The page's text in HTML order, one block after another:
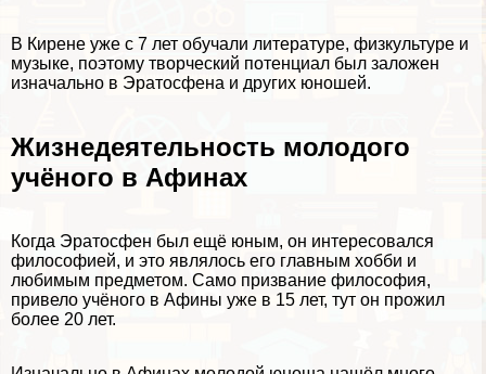
В Кирене уже с 7 лет обучали литературе, физкультуре и
музыке, поэтому творческий потенциал был заложен
изначально в Эратосфена и других юношей.
Жизнедеятельность молодого
учёного в Афинах
Когда Эратосфен был ещё юным, он интересовался
философией, и это являлось его главным хобби и
любимым предметом. Само призвание философия,
привело учёного в Афины уже в 15 лет, тут он прожил
более 20 лет.